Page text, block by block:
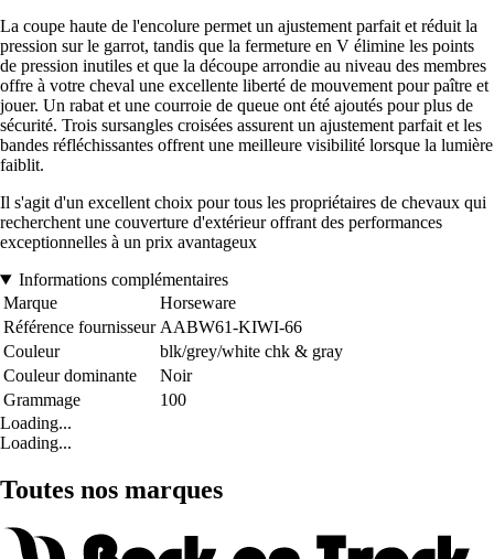
La coupe haute de l'encolure permet un ajustement parfait et réduit la
pression sur le garrot, tandis que la fermeture en V élimine les points
de pression inutiles et que la découpe arrondie au niveau des membres
offre à votre cheval une excellente liberté de mouvement pour paître et
jouer. Un rabat et une courroie de queue ont été ajoutés pour plus de
sécurité. Trois sursangles croisées assurent un ajustement parfait et les
bandes réfléchissantes offrent une meilleure visibilité lorsque la lumière
faiblit.
Il s'agit d'un excellent choix pour tous les propriétaires de chevaux qui
recherchent une couverture d'extérieur offrant des performances
exceptionnelles à un prix avantageux
Informations complémentaires
Marque
Horseware
Référence fournisseur AABW61-KIWI-66
Couleur
blk/grey/white chk & gray
Couleur dominante
Noir
Grammage
100
Loading...
Loading...
Toutes nos marques